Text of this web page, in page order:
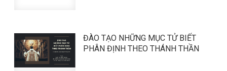
ĐÀO TẠO NHỮNG MỤC TỬ BIẾT
PHÂN ĐỊNH THEO THÁNH THẦN